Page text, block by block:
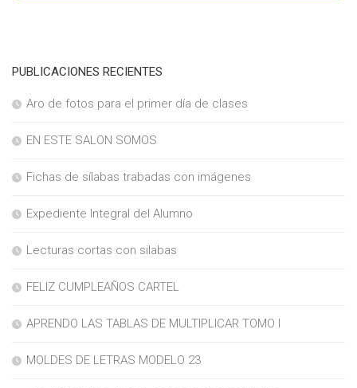
PUBLICACIONES RECIENTES
Aro de fotos para el primer día de clases
EN ESTE SALON SOMOS
Fichas de sílabas trabadas con imágenes
Expediente Integral del Alumno
Lecturas cortas con silabas
FELIZ CUMPLEAÑOS CARTEL
APRENDO LAS TABLAS DE MULTIPLICAR TOMO I
MOLDES DE LETRAS MODELO 23